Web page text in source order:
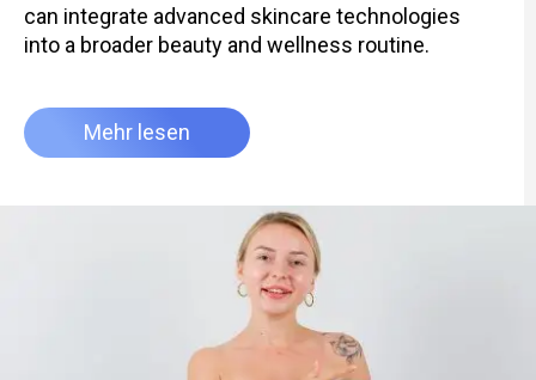
can integrate advanced skincare technologies
into a broader beauty and wellness routine.
Mehr lesen